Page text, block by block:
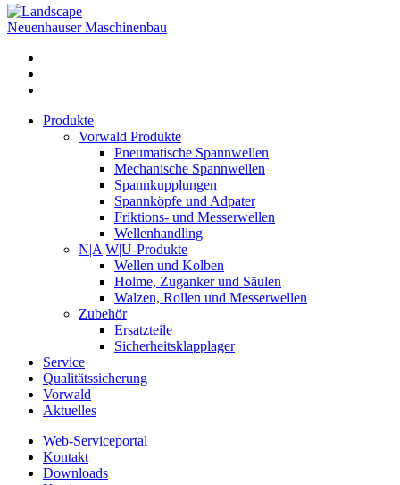
Neuenhauser Maschinenbau
Produkte
Vorwald Produkte
Pneumatische Spannwellen
Mechanische Spannwellen
Spannkupplungen
Spannköpfe und Adpater
Friktions- und Messerwellen
Wellenhandling
N|A|W|U-Produkte
Wellen und Kolben
Holme, Zuganker und Säulen
Walzen, Rollen und Messerwellen
Zubehör
Ersatzteile
Sicherheitsklapplager
Service
Qualitätssicherung
Vorwald
Aktuelles
Web-Serviceportal
Kontakt
Downloads